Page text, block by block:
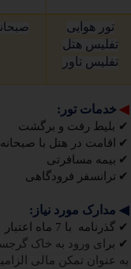
تور هوایی
تفلیس هتل
تفلیس تاور
◀ خدمات تور:
✔ بلیط رفت و برگشت
✔
اقامت در هتل با صبحانه
✔ بیمه مسافرتی
✔ ترانسفر فرودگاهی
◀ مدارک مورد نیاز:
✔ گذرنامه با 7 ماه اعتبار
✔ بر ای ورود به خاک
به عنوان تمکن مالی